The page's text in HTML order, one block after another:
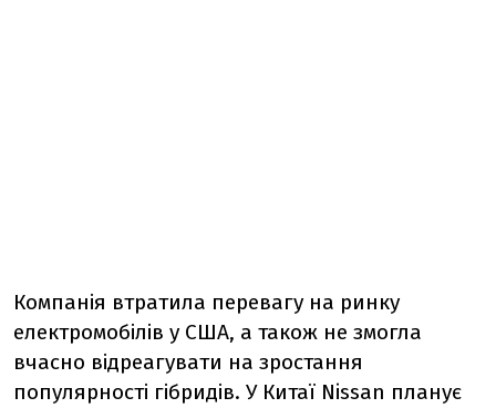
Компанія втратила перевагу на ринку
електромобілів у США, а також не змогла
вчасно відреагувати на зростання
популярності гібридів. У Китаї Nissan планує